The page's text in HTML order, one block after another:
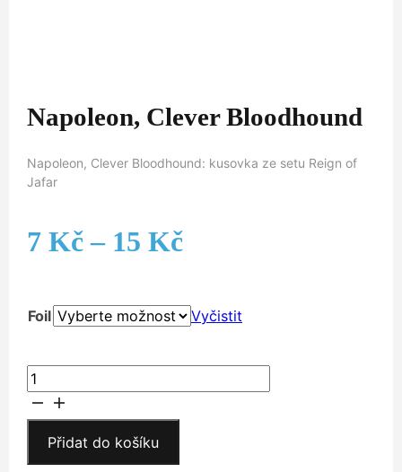
Napoleon, Clever Bloodhound
Napoleon, Clever Bloodhound: kusovka ze setu Reign of
Jafar
7 Kč – 15 KčRozpětí
7 Kč
až
Foil Vyčistit
Napoleon,
Clever
Bloodhound
množství
Přidat do košíku